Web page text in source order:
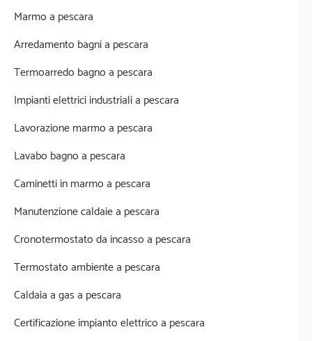
Marmo a pescara
Arredamento bagni a pescara
Termoarredo bagno a pescara
Impianti elettrici industriali a pescara
Lavorazione marmo a pescara
Lavabo bagno a pescara
Caminetti in marmo a pescara
Manutenzione caldaie a pescara
Cronotermostato da incasso a pescara
Termostato ambiente a pescara
Caldaia a gas a pescara
Certificazione impianto elettrico a pescara